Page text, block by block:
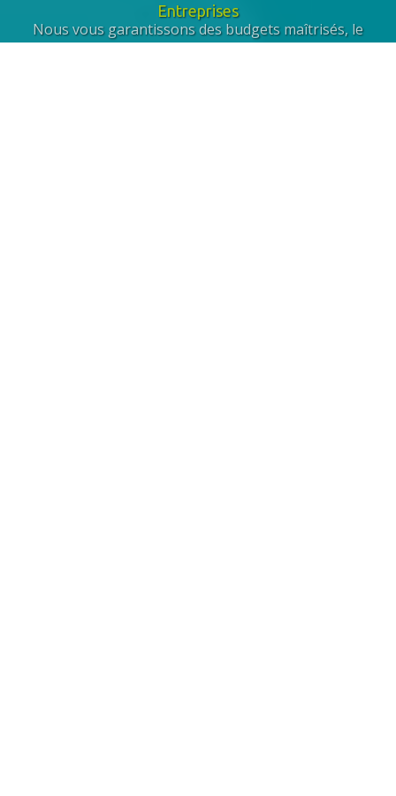
Entreprises
Nous vous garantissons des budgets maîtrisés, le
respect de votre cahier des charges, la prise en compte